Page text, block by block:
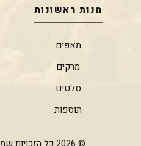
מנות ראשונות
מאפים
מרקים
סלטים
תוספות